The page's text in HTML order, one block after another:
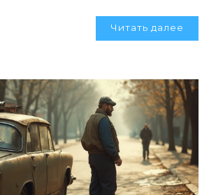
советами, как продлить срок
— это экономит деньги и нервы.
Читать далее